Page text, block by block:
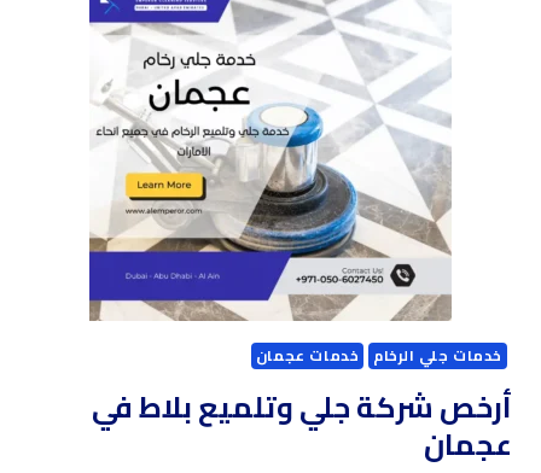
خدمات جلي الرخام خدمات عجمان
أرخص شركة جلي وتلميع بلاط في
عجمان